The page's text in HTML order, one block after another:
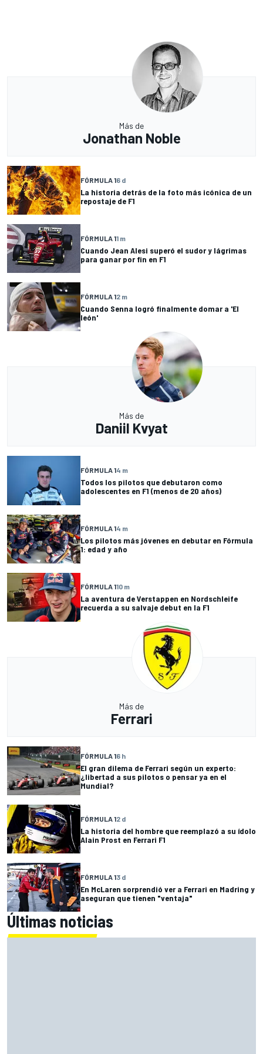
Más de
Jonathan Noble
FÓRMULA 16 d
La historia detrás de la foto más icónica de un
repostaje de F1
FÓRMULA 11 m
Cuando Jean Alesi superó el sudor y lágrimas
para ganar por fin en F1
FÓRMULA 12 m
Cuando Senna logró finalmente domar a 'El
león'
Más de
Daniil Kvyat
FÓRMULA 14 m
Todos los pilotos que debutaron como
adolescentes en F1 (menos de 20 años)
FÓRMULA 14 m
Los pilotos más jóvenes en debutar en Fórmula
1: edad y año
FÓRMULA 110 m
La aventura de Verstappen en Nordschleife
recuerda a su salvaje debut en la F1
Más de
Ferrari
FÓRMULA 16 h
El gran dilema de Ferrari según un experto:
¿libertad a sus pilotos o pensar ya en el
Mundial?
FÓRMULA 12 d
La historia del hombre que reemplazó a su ídolo
Alain Prost en Ferrari F1
FÓRMULA 13 d
En McLaren sorprendió ver a Ferrari en Madring y
aseguran que tienen "ventaja"
Últimas noticias